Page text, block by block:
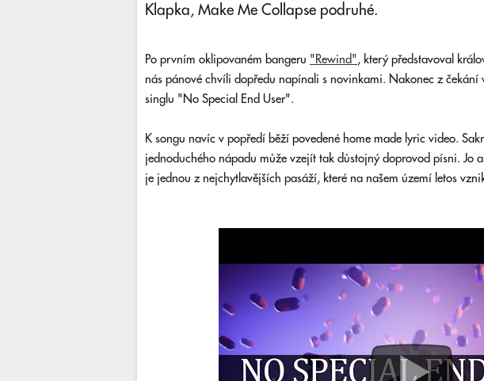
Klapka, Make Me Collapse podruhé.
Po prvním oklipovaném bangeru "Rewind", který představoval
nás pánové chvíli dopředu napínali s novinkami. Nakonec z čekání
singlu "No Special End User".
K songu navíc v popředí běží povedené home made lyric video.
jednoduchého nápadu může vzejít tak důstojný doprovod písni. Jo
je jednou z nejchytlavějších pasáží, které na našem území letos